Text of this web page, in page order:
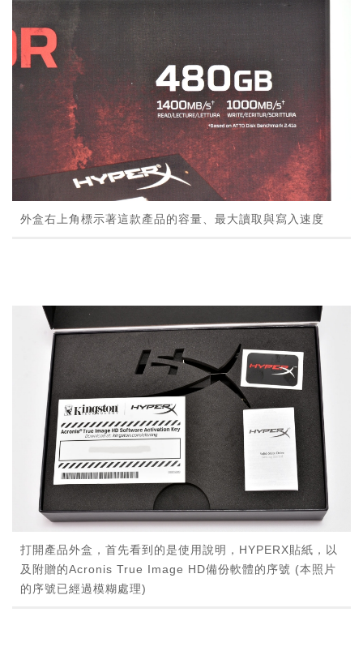
外盒右上角標示著這款產品的容量、最大讀取與寫入速度
打開產品外盒，首先看到的是使用說明，HYPERX貼紙，以
及附贈的Acronis True Image HD備份軟體的序號 (本照片
的序號已經過模糊處理)